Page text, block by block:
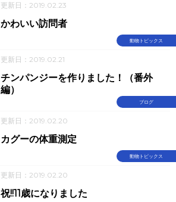
更新日：2019.02.23
動物トピックス
かわいい訪問者
更新日：2019.02.21
ブログ
チンパンジーを作りました！（番外
編）
更新日：2019.02.20
動物トピックス
カグーの体重測定
更新日：2019.02.20
祝!!11歳になりました